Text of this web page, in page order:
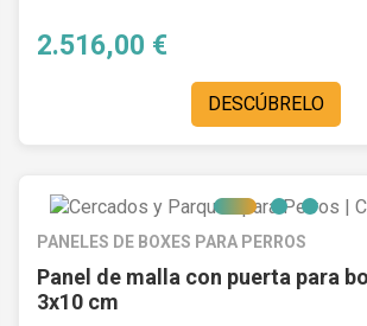
2.516,00 €
DESCÚBRELO
PANELES DE BOXES PARA PERROS
Panel de malla con puerta para
3x10 cm